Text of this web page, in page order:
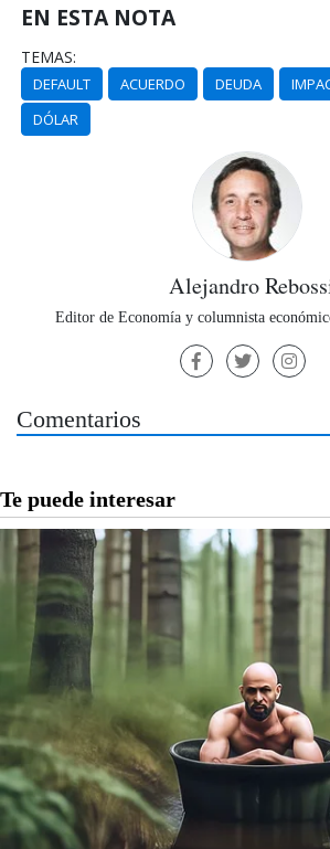
EN ESTA NOTA
TEMAS:
DEFAULT ACUERDO DEUDA
DÓLAR
Alejandro
Editor de Economía y columnista
Comentarios